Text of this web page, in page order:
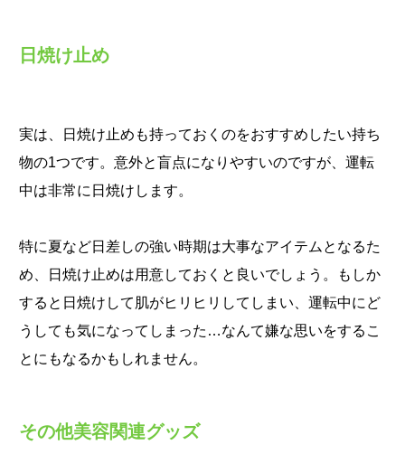
日焼け止め
実は、日焼け止めも持っておくのをおすすめしたい持ち
物の1つです。意外と盲点になりやすいのですが、運転
中は非常に日焼けします。
特に夏など日差しの強い時期は大事なアイテムとなるた
め、日焼け止めは用意しておくと良いでしょう。もしか
すると日焼けして肌がヒリヒリしてしまい、運転中にど
うしても気になってしまった…なんて嫌な思いをするこ
とにもなるかもしれません。
その他美容関連グッズ